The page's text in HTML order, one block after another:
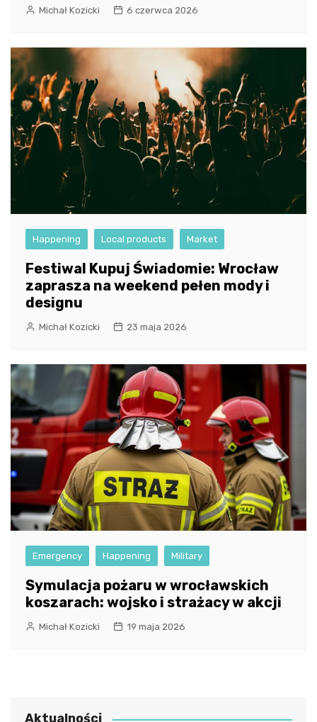
Michał Kozicki 6 czerwca 2026
Happening Local products Market
Festiwal Kupuj Świadomie: Wrocław
zaprasza na weekend pełen mody i
designu
Michał Kozicki 23 maja 2026
Emergency Happening Military
Symulacja pożaru w wrocławskich
koszarach: wojsko i strażacy w akcji
Michał Kozicki 19 maja 2026
Aktualności